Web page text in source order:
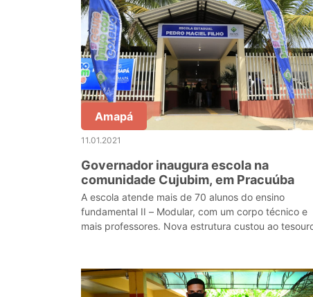
Amapá
11.01.2021
Governador inaugura escola na
comunidade Cujubim, em Pracuúba
A escola atende mais de 70 alunos do ensino
fundamental II – Modular, com um corpo técnico e
mais professores. Nova estrutura custou ao